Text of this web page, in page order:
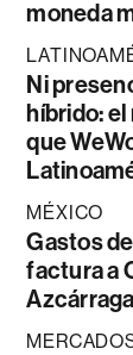
moneda
Ni
híbrido:
que
MÉXICO
Gastos
factura a
Azcárraga